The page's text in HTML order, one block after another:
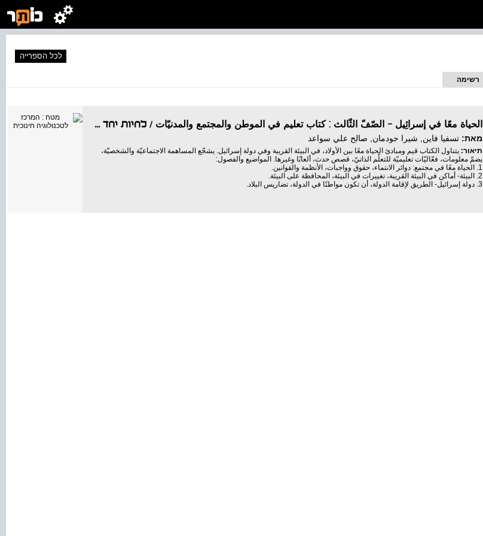
לכל הספרייה
רשימה
الحياة معًا في إسرائِيل – الصّفّ الثّالث : كتاب تعليم في الموطن والمجتمع والمدنيّات / לחיות יחד בישר / לחיות יחד
מאת: تسفيا فاين, شيرا جودمان, صالح علي سواعد
תיאור: يتناول الكتاب قيم ومبادئ الحياة معًا بين الأولاد، في البيئة القريبة وفي دولة إسرائيل. يشجّع المساهمة الاجتماعيّة والشخصيّة،
يضمّ معلومات، فعّاليّات تعليميّة للتعلّم الذاتيّ، قصص حدث، ألعابًا وغيرها. المواضيع والفصول:
1. الحياة معًا في مجتمع: دوائر الانتماء، حقوق وواجبات، الأنظمة والقوانين.
2. البيئة- أماكن في البيئة القريبة، تغييرات في البيئة، المحافظة على البيئة.
3. دولة إسرائيل- الطريق لإقامة الدولة، أن تكون مواطنًا في الدولة، تضاريس البلاد.